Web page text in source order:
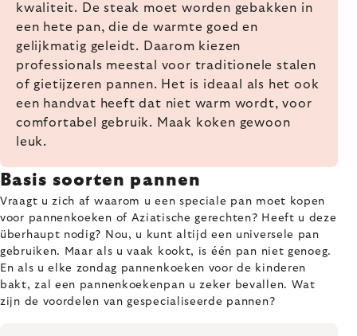
kwaliteit. De steak moet worden gebakken in
een hete pan, die de warmte goed en
gelijkmatig geleidt. Daarom kiezen
professionals meestal voor traditionele stalen
of gietijzeren pannen. Het is ideaal als het ook
een handvat heeft dat niet warm wordt, voor
comfortabel gebruik. Maak koken gewoon
leuk.
Basis soorten pannen
Vraagt u zich af waarom u een speciale pan moet kopen
voor pannenkoeken of Aziatische gerechten? Heeft u deze
überhaupt nodig? Nou, u kunt altijd een universele pan
gebruiken. Maar als u vaak kookt, is één pan niet genoeg.
En als u elke zondag pannenkoeken voor de kinderen
bakt, zal een pannenkoekenpan u zeker bevallen. Wat
zijn de voordelen van gespecialiseerde pannen?